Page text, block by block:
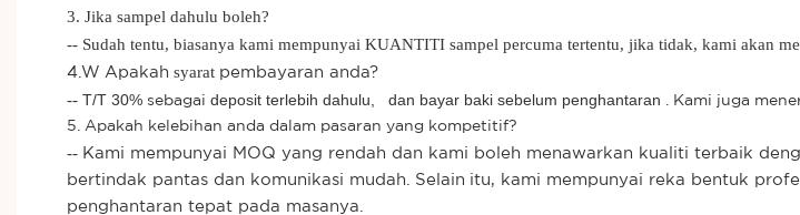
3. Jika sampel dahulu boleh?
-- Sudah tentu, biasanya kami mempunyai KUANTITI sampel percuma tertentu, jika tidak, kami akan
4.W Apakah syarat pembayaran anda?
-- T/T 30% sebagai deposit terlebih dahulu, dan bayar baki sebelum penghantaran Kami juga
5. Apakah kelebihan anda dalam pasaran yang kompetitif?
-- Kami mempunyai MOQ yang rendah dan kami boleh menawarkan kualiti terbaik
bertindak pantas dan komunikasi mudah.
​​Selain itu, kami mempunyai reka bentuk
penghantaran tepat pada masanya.